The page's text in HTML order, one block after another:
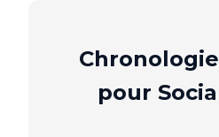
pour